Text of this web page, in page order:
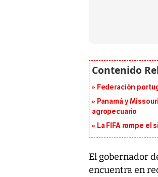
Federación
Panamá y
agropecuario
La FIFA rompe el
El gobernador
encuentra en